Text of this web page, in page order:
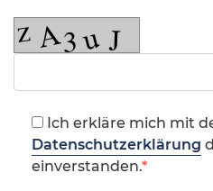
Ich erkläre mich mit
Datenschutzerklärung
einverstanden.